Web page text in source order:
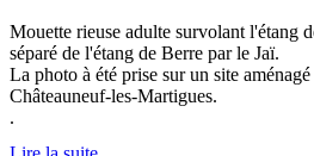
Mouette rieuse adulte survolant l'étang
séparé de l'étang de Berre par le Jaï.
La photo à été prise sur un site
Châteauneuf-les-Martigues.
.